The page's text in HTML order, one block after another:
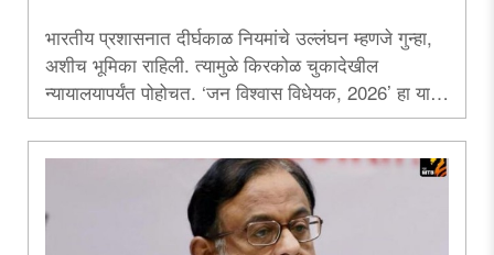
भारतीय प्रशासनात दीर्घकाळ नियमांचे उल्लंघन म्हणजे गुन्हा,
अशीच भूमिका राहिली. त्यामुळे किरकोळ चुकादेखील
न्यायालयापर्यंत पोहोचत. ‌‘जन विश्वास विधेयक, 2026‌’ हा या
दंडात्मक विचारसरणीत बदल करण्याचा प्रयत्न आहे. शासन
आणि नागरिक यांच्यातील नाते संशयाऐवजी विश्वासावर उभे राहू
शकते का, हे दर्शविणारा हा कायदा.....